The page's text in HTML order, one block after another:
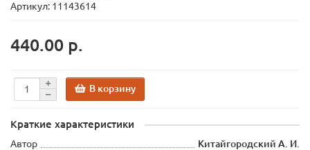
Артикул: 11143614
440.00 р.
В корзину
Краткие характеристики
Автор
Китайгородский А. И.